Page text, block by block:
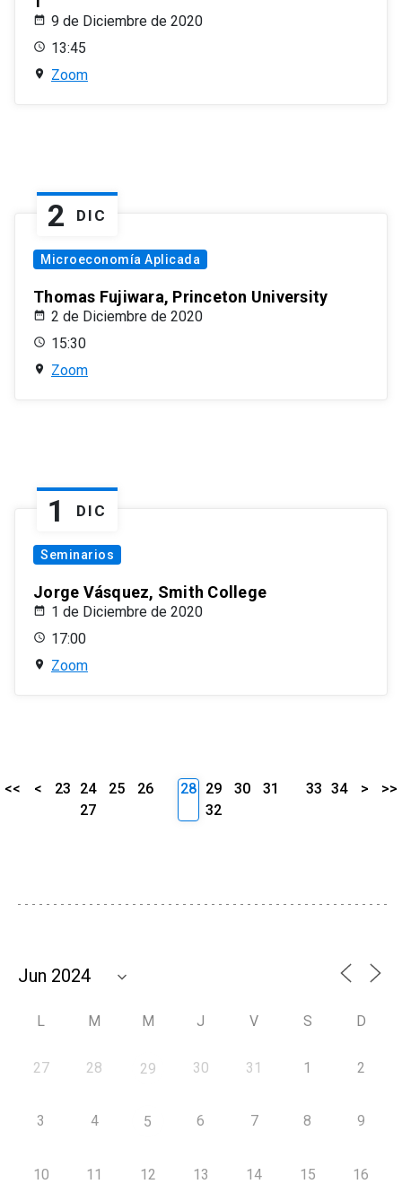
9 de Diciembre de 2020
13:45
Zoom
2 DIC
Microeconomía Aplicada
Thomas Fujiwara, Princeton University
2 de Diciembre de 2020
15:30
Zoom
1 DIC
Seminarios
Jorge Vásquez, Smith College
1 de Diciembre de 2020
17:00
Zoom
<< < 23 24 25
26
27
28 29 30
31
32
33 34 > >>
L M M J V S D
27 28 29 30 31 1 2
3 4 5 6 7 8 9
10 11 12 13 14 15 16